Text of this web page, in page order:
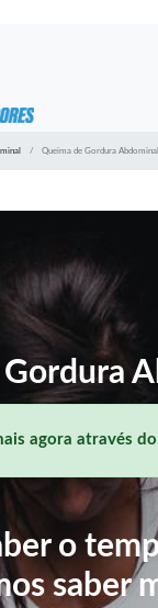
Queima de Gordura Abdominal
Gordura
agora através
o
saber